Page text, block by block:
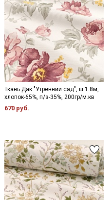
Ткань Дак "Утренний сад", ш.1.8м,
хлопок-65%, п/э-35%, 200гр/м.кв
670 руб.